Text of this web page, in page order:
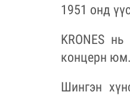
1951 онд
KRONES
концерн юм.
Шингэн